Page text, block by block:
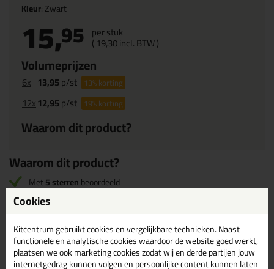
Kleur: Zwart
15,95 per stuk
( 19,30incl. BTW )
Volumeprijzen
6x 13,95p/st 13%korting
12x12,95p/st 19%korting
Waarom dit product?
Waarom dit product?
Met5 sterrenbeoordeeld
Lucht- en dampdicht afdichten
Zeer goede UV-bestendigheid
Cookies
Kitcentrum gebruikt cookies en vergelijkbare technieken. Naast
functionele en analytische cookies waardoor de website goed werkt,
plaatsen we ook marketing cookies zodat wij en derde partijen jouw
internetgedrag kunnen volgen en persoonlijke content kunnen laten